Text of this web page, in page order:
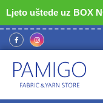
Ljeto uštede uz BOX